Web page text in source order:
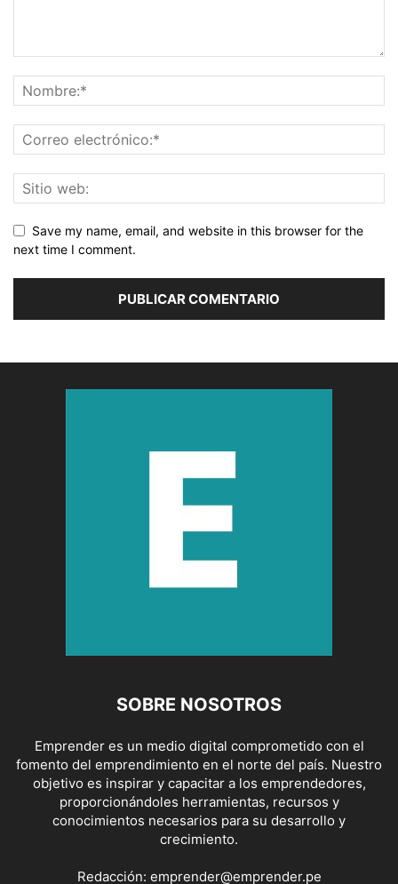
Save my name, email, and website in this browser for the
next time I comment.
SOBRE NOSOTROS
Emprender es un medio digital comprometido con el
fomento del emprendimiento en el norte del país. Nuestro
objetivo es inspirar y capacitar a los emprendedores,
proporcionándoles herramientas, recursos y
conocimientos necesarios para su desarrollo y
crecimiento.
Redacción: emprender@emprender.pe